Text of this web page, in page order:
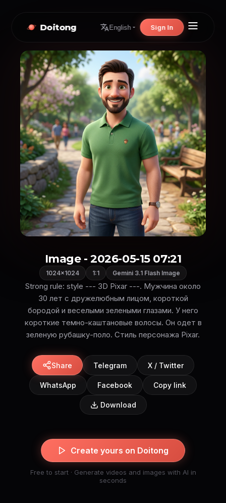
Doitong English Sign In
Image - 2026-05-15 07:21
1024×1024 1:1 Gemini 3.1 Flash Image
Strong rule: style --- 3D Pixar ---. Мужчина около
30 лет с дружелюбным лицом, короткой
бородой и веселыми зелеными глазами. У него
короткие темно-каштановые волосы. Он одет в
зеленую рубашку-поло. Стиль персонажа Pixar.
Share Telegram X / Twitter
WhatsApp Facebook Copy link
Download
Create yours on Doitong
Free to start · Generate videos and images with AI in
seconds